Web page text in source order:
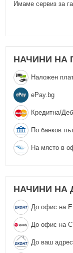
Имаме сервиз за
НАЧИНИ НА
Наложен
еPay.bg
Кредитна/
По банков
На място в
НАЧИНИ НА
До офис на
До офис на
До ваш